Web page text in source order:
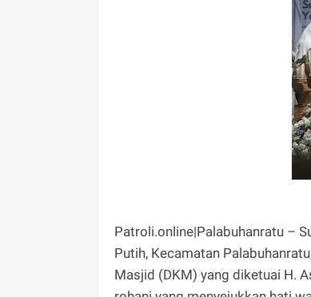
Patroli.online|Palabuhanratu –
Putih, Kecamatan
Masjid (DKM) yang diketuai H.